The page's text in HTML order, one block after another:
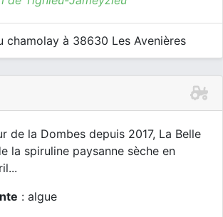
chamolay à 38630 Les Avenières
de la Dombes depuis 2017, La Belle
la spiruline paysanne sèche en
: algue